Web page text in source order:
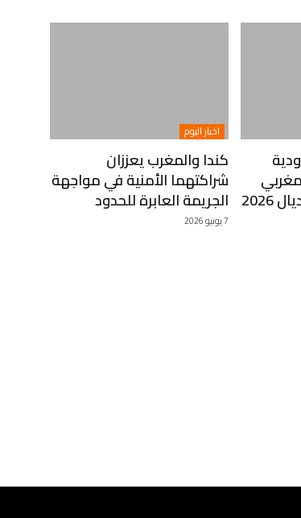
اخبار اليوم
كندا والمغرب يعززان
شراكتهما الأمنية في مواجهة
الجريمة العابرة للحدود
7 يونيو 2026